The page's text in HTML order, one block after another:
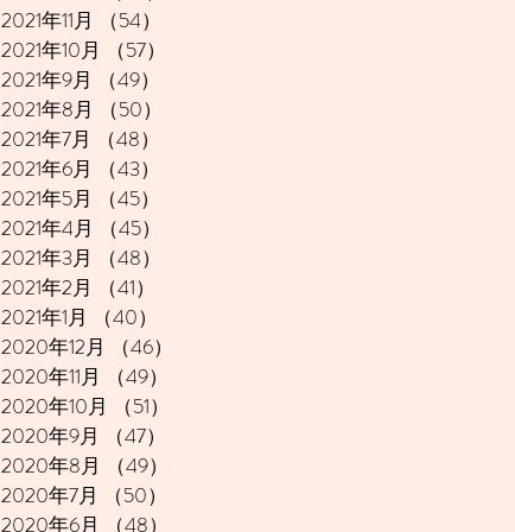
2021年11月
（54）
2021年10月
（57）
2021年9月
（49）
2021年8月
（50）
2021年7月
（48）
2021年6月
（43）
2021年5月
（45）
2021年4月
（45）
2021年3月
（48）
2021年2月
（41）
2021年1月
（40）
2020年12月
（46）
2020年11月
（49）
2020年10月
（51）
2020年9月
（47）
2020年8月
（49）
2020年7月
（50）
2020年6月
（48）